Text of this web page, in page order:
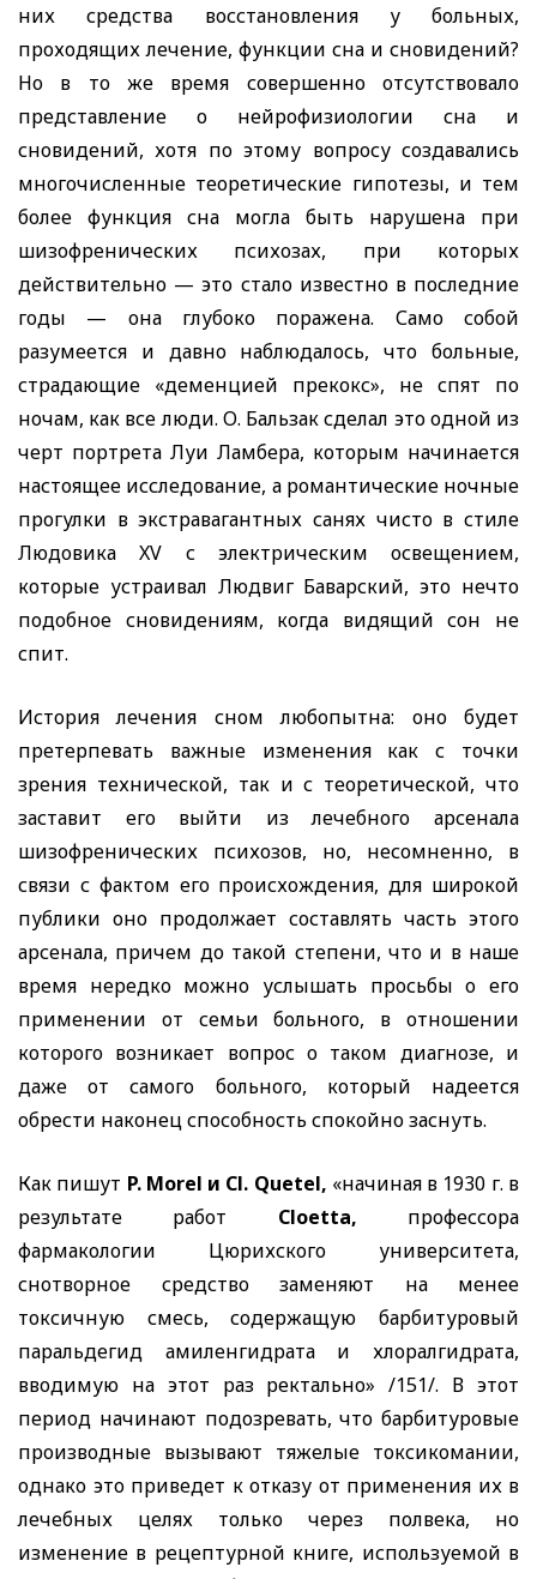
них средства восстановления у больных,
проходящих лечение, функции сна и сновидений?
Но в то же время совершенно отсутствовало
представление о нейрофизиологии сна и
сновидений, хотя по этому вопросу создавались
многочисленные теоретические гипотезы, и тем
более функция сна могла быть нарушена при
шизофренических психозах, при которых
действительно — это стало известно в последние
годы — она глубоко поражена. Само собой
разумеется и давно наблюдалось, что больные,
страдающие «деменцией прекокс», не спят по
ночам, как все люди. О. Бальзак сделал это одной из
черт портрета Луи Ламбера, которым начинается
настоящее исследование, а романтические ночные
прогулки в экстравагантных санях чисто в стиле
ЛюдовикаXV с электрическим освещением,
которые устраивал Людвиг Баварский, это нечто
подобное сновидениям, когда видящий сон не
спит.
История лечения сном любопытна: оно будет
претерпевать важные изменения как с точки
зрения технической, так и с теоретической, что
заставит его выйти из лечебного арсенала
шизофренических психозов, но, несомненно, в
связи с фактом его происхождения, для широкой
публики оно продолжает составлять часть этого
арсенала, причем до такой степени, что и в наше
время нередко можно услышать просьбы о его
применении от семьи больного, в отношении
которого возникает вопрос о таком диагнозе, и
даже от самого больного, который надеется
обрести наконец способность спокойно заснуть.
Как пишут P. Morel и Cl. Quetel, «начиная в 1930 г. в
результате работ Cloetta, профессора
фармакологии Цюрихского университета,
снотворное средство заменяют на менее
токсичную смесь, содержащую барбитуровый
паральдегид амиленгидрата и хлоралгидрата,
вводимую на этот раз ректально» /151/. В этот
период начинают подозревать, что барбитуровые
производные вызывают тяжелые токсикомании,
однако это приведет к отказу от применения их в
лечебных целях только через полвека, но
изменение в рецептурной книге, используемой в